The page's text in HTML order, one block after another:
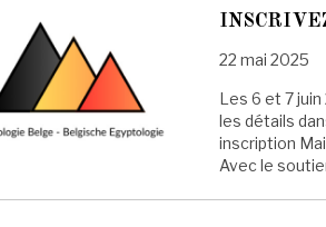
22 mai 2025
Les 6 et 7
les détails
inscription
Avec le